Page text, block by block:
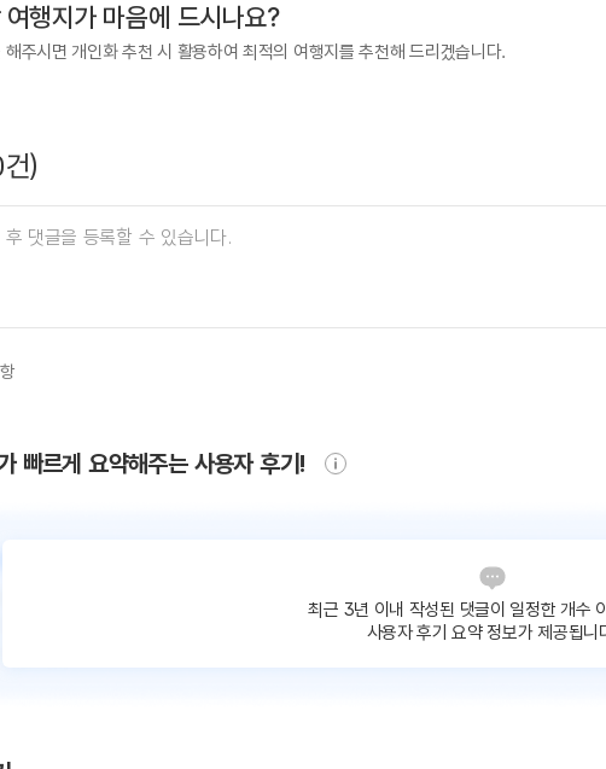
여행지가 마음에 드시나요?
해주시면 개인화 추천 시 활용하여 최적의 여행지를 추천해 드리겠습니다.
건)
빠르게 요약해주는 사용자 후기!
최근 3년 이내 작성된 댓글이 일정한 개수
사용자 후기 요약 정보가 제공됩니